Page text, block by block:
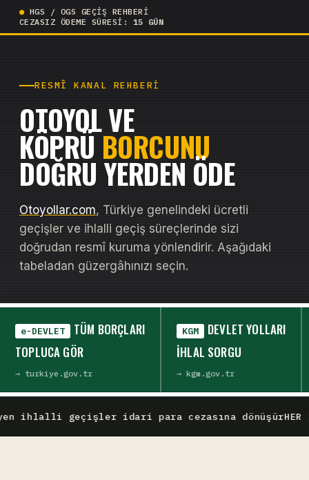
●HGS / OGS GEÇİŞ REHBERİ
CEZASIZ ÖDEME SÜRESİ: 15 GÜN
RESMÎ KANAL REHBERI
OTOYOL VE
KÖPRÜ BORCUNU
DOĞRU YERDEN ÖDE
Otoyollar.com, Türkiye genelindeki ücretli
geçişler ve ihlalli geçiş süreçlerinde sizi
doğrudan resmî kuruma yönlendirir. Aşağıdaki
tabeladan güzergâhınızı seçin.
e-DEVLET
TÜM BORÇLARI
TOPLUCA GÖR
→ turkiye.gov.tr
KGM
DEVLET YOLLARI
IHLAL SORGU
→ kgm.gov.tr
ihlalli geçişler idari para cezasına dönüşürHER